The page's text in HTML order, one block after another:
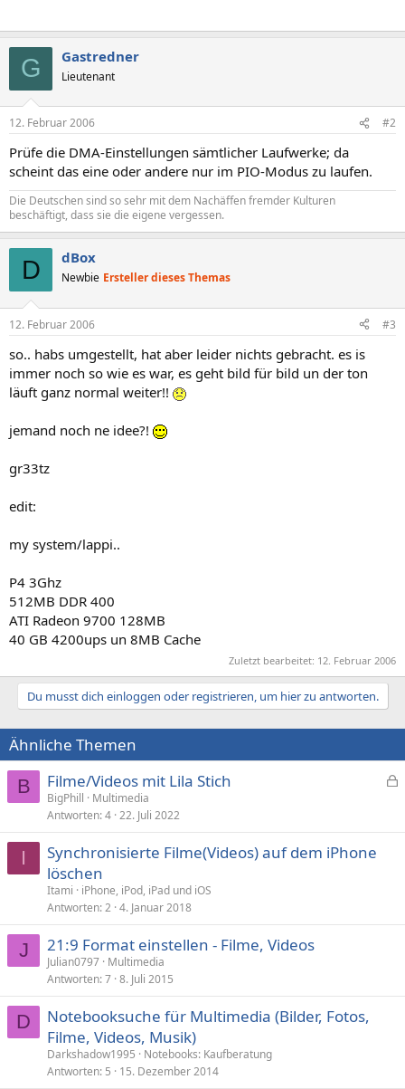
G Gastredner
Lieutenant
12. Februar 2006 #2
Prüfe die DMA-Einstellungen sämtlicher Laufwerke; da
scheint das eine oder andere nur im PIO-Modus zu laufen.
Die Deutschen sind so sehr mit dem Nachäffen fremder Kulturen
beschäftigt, dass sie die eigene vergessen.
D dBox
Newbie Ersteller dieses Themas
12. Februar 2006 #3
so.. habs umgestellt, hat aber leider nichts gebracht. es is
immer noch so wie es war, es geht bild für bild un der ton
läuft ganz normal weiter!!
jemand noch ne idee?!
gr33tz
edit:
my system/lappi..
P4 3Ghz
512MB DDR 400
ATI Radeon 9700 128MB
40 GB 4200ups un 8MB Cache
Zuletzt bearbeitet: 12. Februar 2006
Du musst dich einloggen oder registrieren, um hier zu antworten.
Ähnliche Themen
B
p
Filme/Videos mit Lila Stich
BigPhill
Multimedia
Antworten 4 22. Juli 2022
I
Synchronisierte Filme(Videos) auf dem iPhone
löschen
Itami
iPhone, iPod, iPad und iOS
Antworten 2 4. Januar 2018
J 21:9 Format einstellen - Filme, Videos
Julian0797 Multimedia
Antworten 7 8. Juli 2015
D
Notebooksuche für Multimedia (Bilder, Fotos,
Filme, Videos, Musik)
Darkshadow1995
Notebooks: Kaufberatung
Antworten 5 15. Dezember 2014